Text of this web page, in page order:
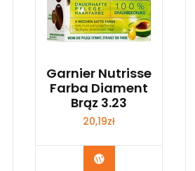
Garnier Nutrisse
Farba Diament
Brąz 3.23
20,19zł
Zobacz